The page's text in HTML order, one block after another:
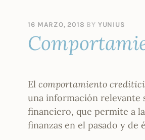
16 MARZO, 2018 BY YUNIUS
Elcomportamiento
una información
financiero, que permite a
finanzas en el pasado y